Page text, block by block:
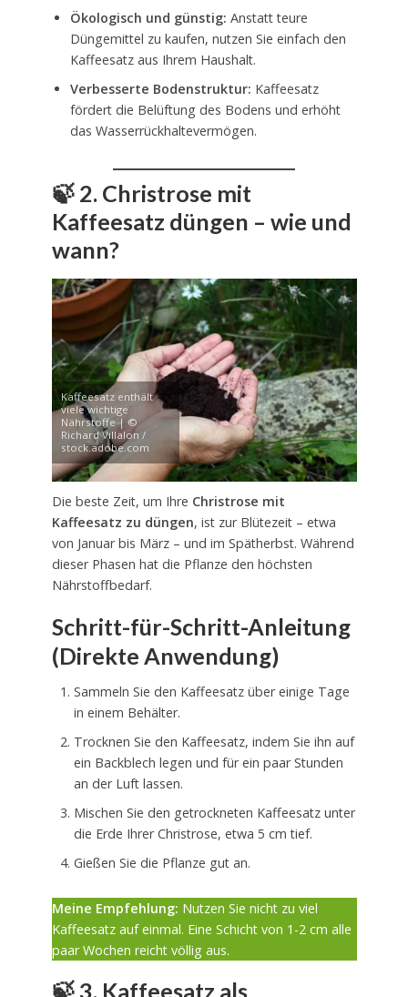
Ökologisch und günstig: Anstatt teure
Düngemittel zu kaufen, nutzen Sie einfach den
Kaffeesatz aus Ihrem Haushalt.
Verbesserte Bodenstruktur: Kaffeesatz
fördert die Belüftung des Bodens und erhöht
das Wasserrückhaltevermögen.
🍃 2. Christrose mit
Kaffeesatz düngen – wie und
wann?
Kaffeesatz enthält
viele wichtige
Nährstoffe | ©
Richard Villalon /
stock.adobe.com
Die beste Zeit, um Ihre Christrose mit
Kaffeesatz zu düngen, ist zur Blütezeit – etwa
von Januar bis März – und im Spätherbst. Während
dieser Phasen hat die Pflanze den höchsten
Nährstoffbedarf.
Schritt-für-Schritt-Anleitung
(Direkte Anwendung)
Sammeln Sie den Kaffeesatz über einige Tage
in einem Behälter.
Trocknen Sie den Kaffeesatz, indem Sie ihn auf
ein Backblech legen und für ein paar Stunden
an der Luft lassen.
Mischen Sie den getrockneten Kaffeesatz unter
die Erde Ihrer Christrose, etwa 5 cm tief.
Gießen Sie die Pflanze gut an.
Meine Empfehlung: Nutzen Sie nicht zu viel
Kaffeesatz auf einmal. Eine Schicht von 1-2 cm alle
paar Wochen reicht völlig aus.
🍃 3. Kaffeesatz als